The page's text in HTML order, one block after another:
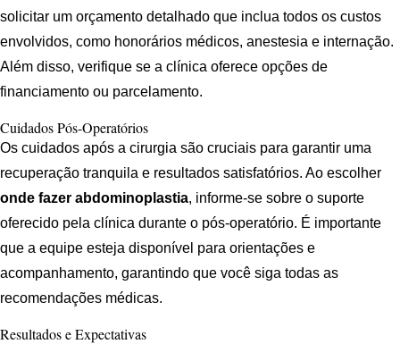
solicitar um orçamento detalhado que inclua todos os custos
envolvidos, como honorários médicos, anestesia e internação.
Além disso, verifique se a clínica oferece opções de
financiamento ou parcelamento.
Cuidados Pós-Operatórios
Os cuidados após a cirurgia são cruciais para garantir uma
recuperação tranquila e resultados satisfatórios. Ao escolher
onde fazer abdominoplastia, informe-se sobre o suporte
oferecido pela clínica durante o pós-operatório. É importante
que a equipe esteja disponível para orientações e
acompanhamento, garantindo que você siga todas as
recomendações médicas.
Resultados e Expectativas